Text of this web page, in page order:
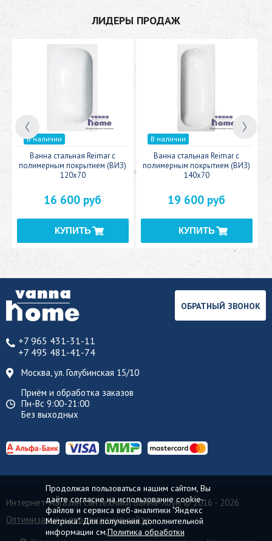
ЛИДЕРЫ ПРОДАЖ
В наличии
Ванна стальная Reimar с
полимерным покрытием (ВИЗ)
120x70
16 600 руб
В наличии
Ванна стальная Reimar с
полимерным покрытием (ВИЗ)
140x70
19 600 руб
+7 965 431-31-11
+7 495 481-41-74
Москва, ул. Голубинская 15/10
Приём и обработка заказов
Пн-Вс 9:00-21:00
Без выходных
ОБРАТНЫЙ ЗВОНОК
Интернет-магазин сантехники Ванна-Хоум© 2016 - 2026
Оптимизация и продвижение сайта
Продолжая пользоваться нашим сайтом, Вы
даёте согласие на использование cookie-
файлов и сервиса веб-аналитики "Яндекс
Метрика". Для получения дополнительной
информации см.Политика обработки